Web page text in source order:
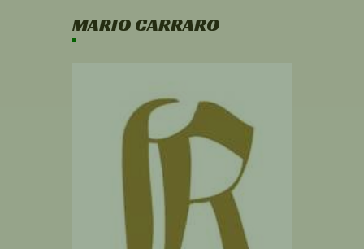
MARIO CARRARO